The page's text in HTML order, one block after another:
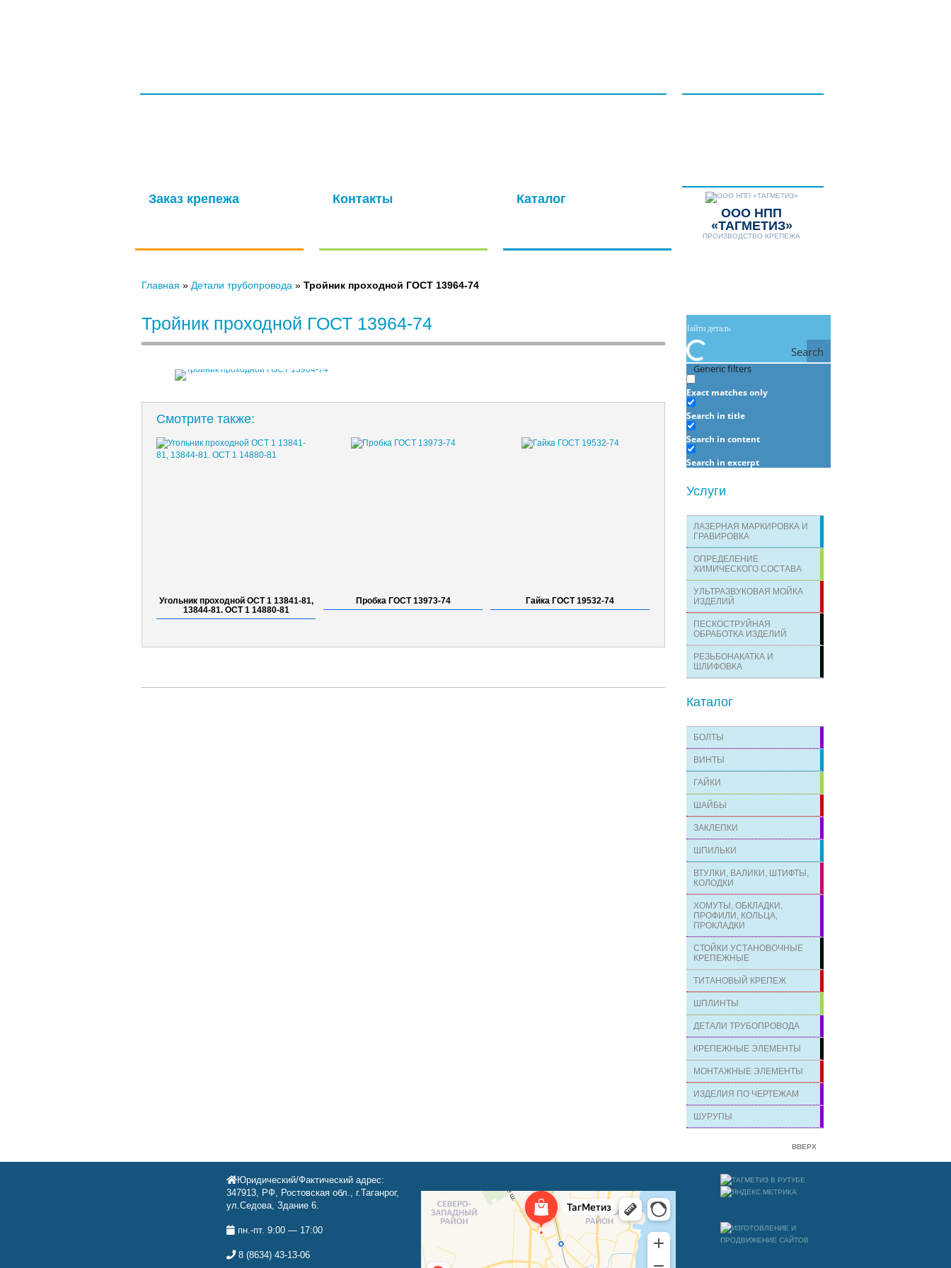
Заказ крепежа Контакты Каталог
Главная » Детали трубопровода » Тройник проходной ГОСТ 13964-74
Тройник проходной ГОСТ 13964-74
Смотрите также:
Угольник проходной ОСТ 1 13841-81,
13844-81. ОСТ 1 14880-81
Пробка ГОСТ 13973-74 Гайка ГОСТ 19532-74
ООО НПП
«ТАГМЕТИЗ»
ПРОИЗВОДСТВО КРЕПЕЖА
Search
Generic filters
Exact matches only
Search in title
Search in content
Search in excerpt
Услуги
ЛАЗЕРНАЯ МАРКИРОВКА И
ГРАВИРОВКА
ОПРЕДЕЛЕНИЕ
ХИМИЧЕСКОГО СОСТАВА
УЛЬТРАЗВУКОВАЯ МОЙКА
ИЗДЕЛИЙ
ПЕСКОСТРУЙНАЯ
ОБРАБОТКА ИЗДЕЛИЙ
РЕЗЬБОНАКАТКА И
ШЛИФОВКА
Каталог
БОЛТЫ
ВИНТЫ
ГАЙКИ
ШАЙБЫ
ЗАКЛЕПКИ
ШПИЛЬКИ
ВТУЛКИ, ВАЛИКИ, ШТИФТЫ,
КОЛОДКИ
ХОМУТЫ, ОБКЛАДКИ,
ПРОФИЛИ, КОЛЬЦА,
ПРОКЛАДКИ
СТОЙКИ УСТАНОВОЧНЫЕ
КРЕПЕЖНЫЕ
ТИТАНОВЫЙ КРЕПЕЖ
ШПЛИНТЫ
ДЕТАЛИ ТРУБОПРОВОДА
КРЕПЕЖНЫЕ ЭЛЕМЕНТЫ
МОНТАЖНЫЕ ЭЛЕМЕНТЫ
ИЗДЕЛИЯ ПО ЧЕРТЕЖАМ
ШУРУПЫ
ВВЕРХ
Юридический/Фактический адрес:
347913, РФ, Ростовская обл., г.Таганрог,
ул.Седова, Здание 6.
пн.-пт. 9:00 — 17:00
8 (8634) 43-13-06